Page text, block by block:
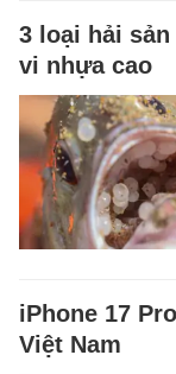
3 loại hải
vi nhựa cao
iPhone 17
Việt Nam